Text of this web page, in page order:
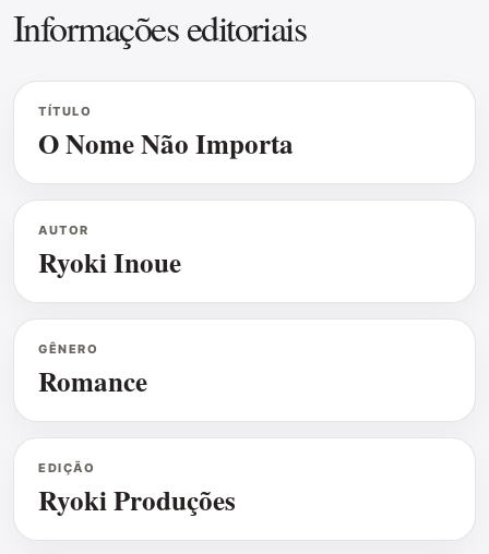
Informações editoriais
TÍTULO
O Nome Não Importa
AUTOR
Ryoki Inoue
GÊNERO
Romance
EDIÇÃO
Ryoki Produções